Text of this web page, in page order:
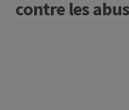
contre les abus